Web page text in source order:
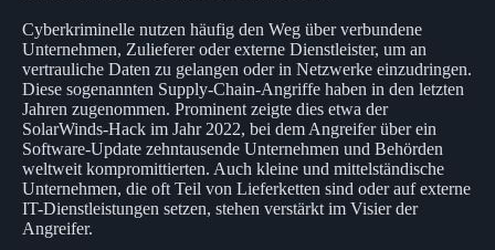
Cyberkriminelle nutzen häufig den Weg über verbundene
Unternehmen, Zulieferer oder externe Dienstleister, um an
vertrauliche Daten zu gelangen oder in Netzwerke einzudringen.
Diese sogenannten Supply-Chain-Angriffe haben in den letzten
Jahren zugenommen. Prominent zeigte dies etwa der
SolarWinds-Hack im Jahr 2022, bei dem Angreifer über ein
Software-Update zehntausende Unternehmen und Behörden
weltweit kompromittierten. Auch kleine und mittelständische
Unternehmen, die oft Teil von Lieferketten sind oder auf externe
IT-Dienstleistungen setzen, stehen verstärkt im Visier der
Angreifer.